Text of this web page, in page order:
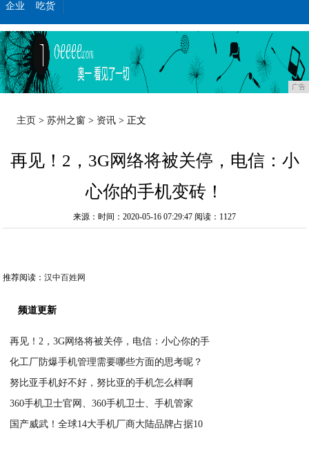
企业
吃货
广告
主页 >苏州之窗 > 资讯 > 正文
再见！2，3G网络将被关停，电信：小
心你的手机变砖！
来源：时间：2020-05-16 07:29:47 阅读：1127
推荐阅读：汉中百姓网
频道更新
再见！2，3G网络将被关停，电信：小心你的手
化工厂防爆手机管理需要哪些方面的思考呢？
努比亚手机好不好，努比亚的手机怎么样啊
360手机卫士官网、360手机卫士、手机管家
国产威武！全球14大手机厂商大陆品牌占据10